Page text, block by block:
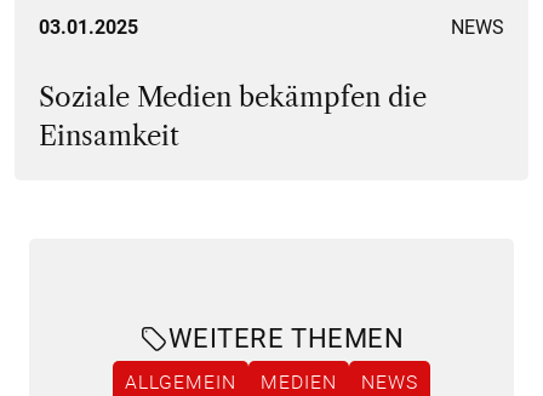
03.01.2025 NEWS
Soziale Medien bekämpfen die
Einsamkeit
WEITERE THEMEN
ALLGEMEIN MEDIEN
NEWS